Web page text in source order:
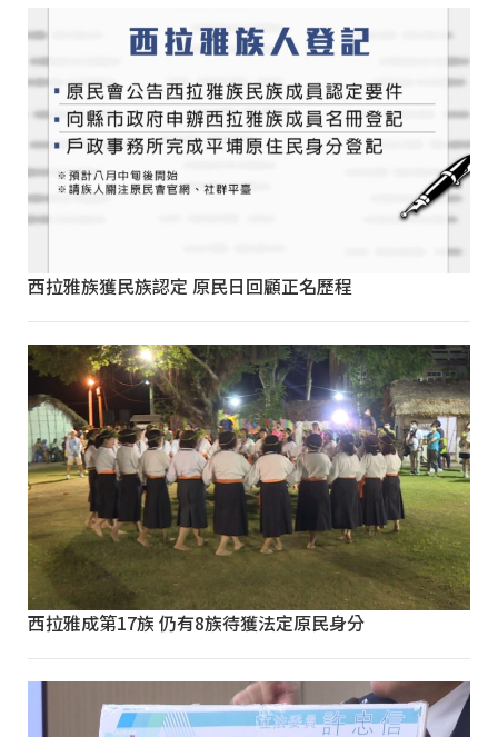
西拉雅族獲民族認定 原民日回顧正名歷程
西拉雅成第17族 仍有8族待獲法定原民身分